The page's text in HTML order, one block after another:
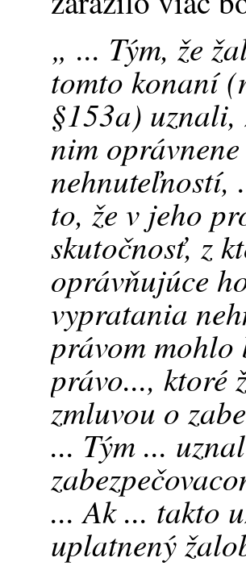
„ ... Tým, že
tomto konaní
§153a) uznali,
nim
nehnuteľností,
to, že v jeho
skutočnosť, z
oprávňujúce
vypratania
právom mohlo
právo..., ktoré
zmluvou o
... Tým ...
... Ak ... takto
uplatnený